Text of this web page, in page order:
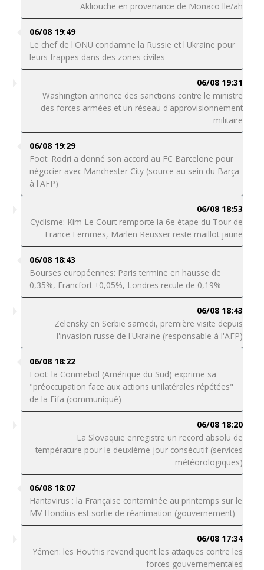
Akliouche en provenance de Monaco lle/ah
06/08 19:49
Le chef de l'ONU condamne la Russie et l'Ukraine pour
leurs frappes dans des zones civiles
06/08 19:31
Washington annonce des sanctions contre le ministre
des forces armées et un réseau d'approvisionnement
militaire
06/08 19:29
Foot: Rodri a donné son accord au FC Barcelone pour
négocier avec Manchester City (source au sein du Barça
à l'AFP)
06/08 18:53
Cyclisme: Kim Le Court remporte la 6e étape du Tour de
France Femmes, Marlen Reusser reste maillot jaune
06/08 18:43
Bourses européennes: Paris termine en hausse de
0,35%, Francfort +0,05%, Londres recule de 0,19%
06/08 18:43
Zelensky en Serbie samedi, première visite depuis
l'invasion russe de l'Ukraine (responsable à l'AFP)
06/08 18:22
Foot: la Conmebol (Amérique du Sud) exprime sa
"préoccupation face aux actions unilatérales répétées"
de la Fifa (communiqué)
06/08 18:20
La Slovaquie enregistre un record absolu de
température pour le deuxième jour consécutif (services
météorologiques)
06/08 18:07
Hantavirus : la Française contaminée au printemps sur le
MV Hondius est sortie de réanimation (gouvernement)
06/08 17:34
Yémen: les Houthis revendiquent les attaques contre les
forces gouvernementales